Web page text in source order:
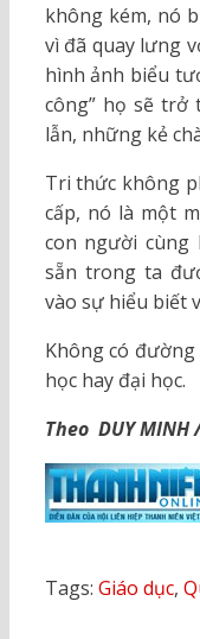
không kém, nó
vì đã quay lưng
hình ảnh biểu
công” họ sẽ trở
lẫn, những kẻ
Tri thức không
cấp, nó là một
con người cùng
sẵn trong ta
vào sự hiểu biết
Không có
học hay đại học.
Theo DUY MINH
Tags: Giáo dục,